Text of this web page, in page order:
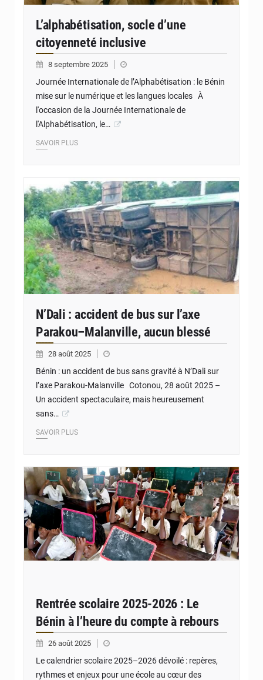
L’alphabétisation, socle d’une
citoyenneté inclusive
8 septembre 2025
Journée Internationale de l’Alphabétisation : le Bénin
mise sur le numérique et les langues locales À
l'occasion de la Journée Internationale de
l'Alphabétisation, le…
SAVOIR PLUS
N’Dali : accident de bus sur l’axe
Parakou–Malanville, aucun blessé
28 août 2025
Bénin : un accident de bus sans gravité à N’Dali sur
l’axe Parakou-Malanville Cotonou, 28 août 2025 –
Un accident spectaculaire, mais heureusement
sans…
SAVOIR PLUS
Rentrée scolaire 2025-2026 : Le
Bénin à l’heure du compte à rebours
26 août 2025
Le calendrier scolaire 2025–2026 dévoilé : repères,
rythmes et enjeux pour une école au cœur des